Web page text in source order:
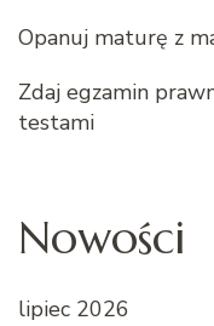
Opanuj maturę z
Zdaj egzamin
testami
Nowości
lipiec 2026